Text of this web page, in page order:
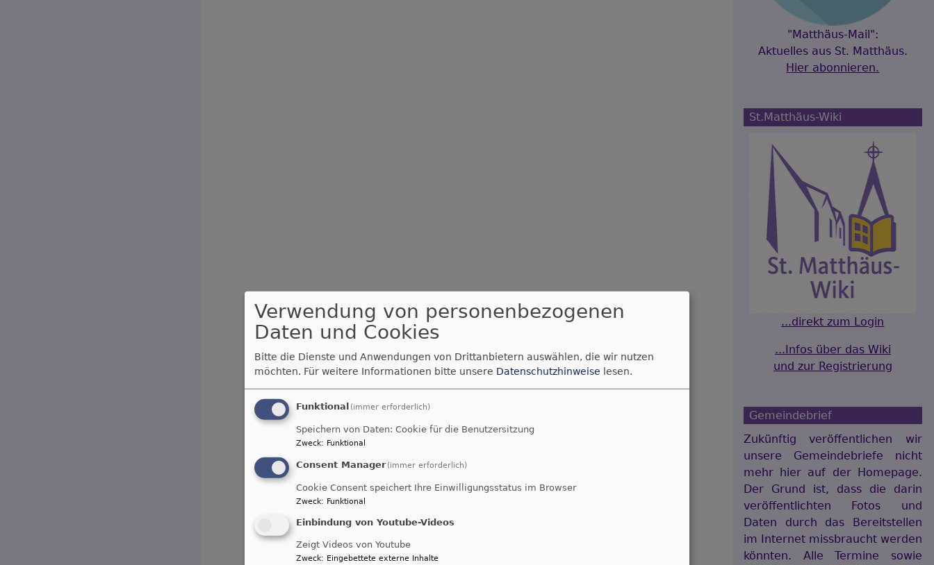
"Matthäus-Mail":
Aktuelles aus St. Matthäus.
Hier abonnieren.
St.Matthäus-Wiki
...direkt zum Login
...Infos über das Wiki
und zur Registrierung
Gemeindebrief
Zukünftig veröffentlichen wir
unsere Gemeindebriefe nicht
mehr hier auf der Homepage.
Der Grund ist, dass die darin
veröffentlichten Fotos und
Daten durch das Bereitstellen
im Internet missbraucht werden
könnten. Alle Termine sowie
Verwendung von personenbezogenen
Daten und Cookies
Bitte die Dienste und Anwendungen von Drittanbietern auswählen, die wir nutzen
möchten. Für weitere Informationen bitte unsere Datenschutzhinweise lesen.
Funktional (immer erforderlich)
Speichern von Daten: Cookie für die Benutzersitzung
Zweck: Funktional
Consent Manager (immer erforderlich)
Cookie Consent speichert Ihre Einwilligungsstatus im Browser
Zweck: Funktional
Einbindung von Youtube-Videos
Zeigt Videos von Youtube
Zweck: Eingebettete externe Inhalte